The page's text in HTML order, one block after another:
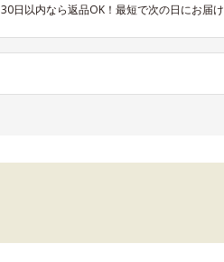
30日以内なら返品OK！最短で次の日にお届け